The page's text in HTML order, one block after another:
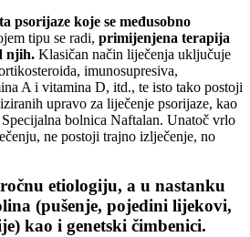
psorijaze koje se međusobno
tipu se radi, primijenjena terapija
njih. Klasičan način liječenja uključuje
imunosupresiva,
A i vitamina D, itd., te isto tako postoji
upravo za liječenje psorijaze, kao
bolnica Naftalan. Unatoč vrlo
ne postoji trajno izlječenje, no
etiologiju, a u nastanku
(pušenje, pojedini lijekovi,
kao i genetski čimbenici.